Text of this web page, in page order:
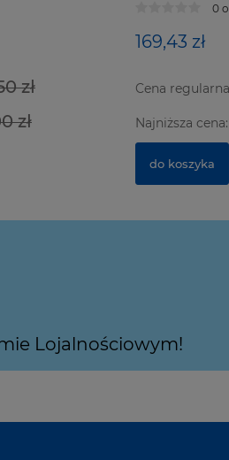
zł
zł
0
169,43 zł
Cena
Najniższa
do koszyka
Lojalnościowym!